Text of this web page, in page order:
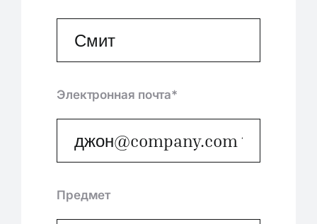
Электронная почта*
Предмет